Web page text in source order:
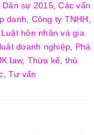
Dân sự 2015,Các vấn
danh Công ty TNHH
Luật hôn nhân và gia
doanh nghiệp
Phá
law, Thừa kế thủ
Tư vấn